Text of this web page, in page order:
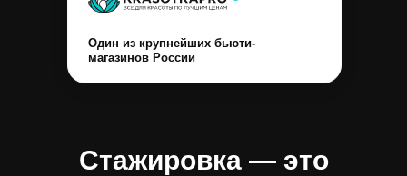
Один из крупнейших бьюти-
магазинов России
Стажировка — это